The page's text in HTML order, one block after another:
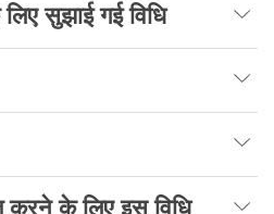
सुझाई गई विधि
करने के लिए इस विधि